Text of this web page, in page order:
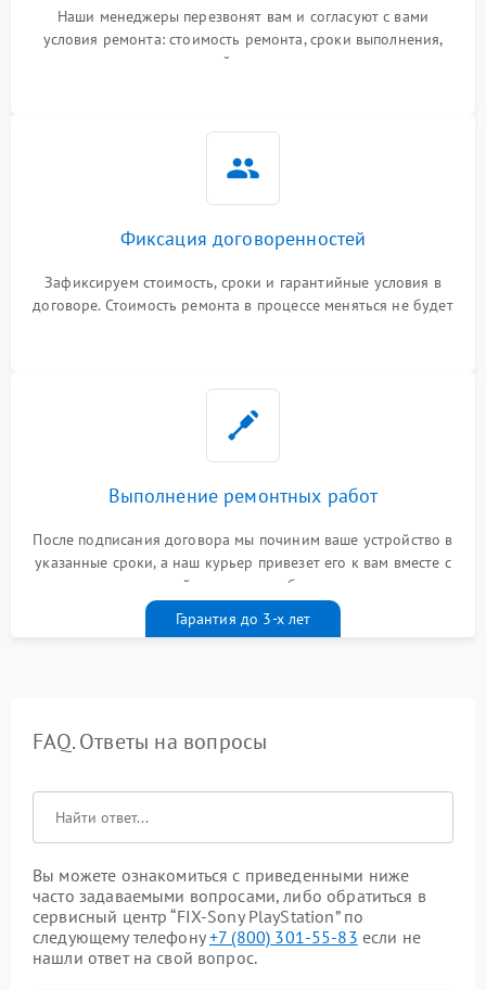
Наши менеджеры перезвонят вам и согласуют с вами
условия ремонта: стоимость ремонта, сроки выполнения,
гарантийные условия
Фиксация договоренностей
Зафиксируем стоимость, сроки и гарантийные условия в
договоре. Стоимость ремонта в процессе меняться не будет
Выполнение ремонтных работ
После подписания договора мы починим ваше устройство в
указанные сроки, а наш курьер привезет его к вам вместе с
гарантийным талоном бесплатно
Гарантия до 3-х лет
FAQ. Ответы на вопросы
Вы можете ознакомиться с приведенными ниже
часто задаваемыми вопросами, либо обратиться в
сервисный центр “FIX-Sony PlayStation” по
следующему телефону+7 (800) 301-55-83 если не
нашли ответ на свой вопрос.